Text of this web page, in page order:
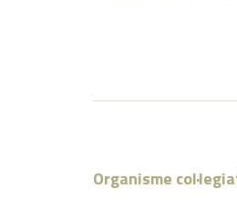
Organisme